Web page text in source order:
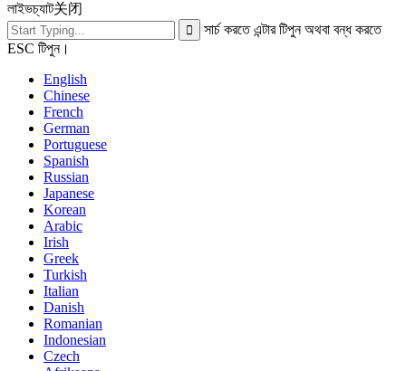
লাইভচ্যাট关闭
সার্চ করতে এন্টার টিপুন অথবা বন্ধ করতে
ESC টিপুন।
English
Chinese
French
German
Portuguese
Spanish
Russian
Japanese
Korean
Arabic
Irish
Greek
Turkish
Italian
Danish
Romanian
Indonesian
Czech